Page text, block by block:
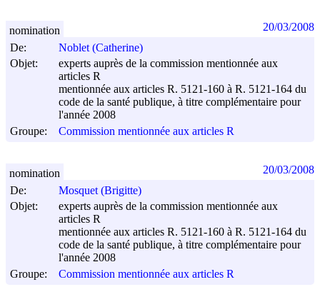
De:
Noblet (Catherine)
Objet:
experts auprès de la commission mentionnée aux
articles R
mentionnée aux articles R. 5121-160 à R. 5121-164 du
code de la santé publique, à titre complémentaire pour
l'année 2008
Groupe:
Commission mentionnée aux articles R
nomination 20/03/2008
De:
Mosquet (Brigitte)
Objet:
experts auprès de la commission mentionnée aux
articles R
mentionnée aux articles R. 5121-160 à R. 5121-164 du
code de la santé publique, à titre complémentaire pour
l'année 2008
Groupe:
Commission mentionnée aux articles R
nomination 20/03/2008